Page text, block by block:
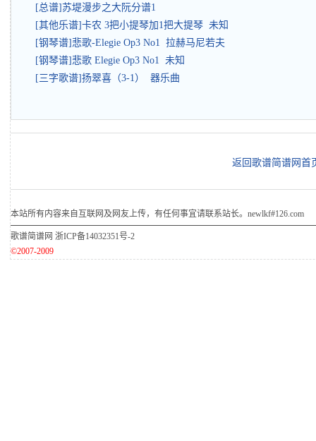
[总谱]苏堤漫步之大阮分谱1
[其他乐谱]卡农 3把小提琴加1把大提琴 未知
[钢琴谱]悲歌-Elegie Op3 No1 拉赫马尼若夫
[钢琴谱]悲歌 Elegie Op3 No1 未知
[三字歌谱]扬翠喜（3-1） 器乐曲
返回歌谱简谱网首
本站所有内容来自互联网及网友上传，有任何事宜请联系站长。newlkf#126.com
歌谱简谱网 浙ICP备14032351号-2
©2007-2009